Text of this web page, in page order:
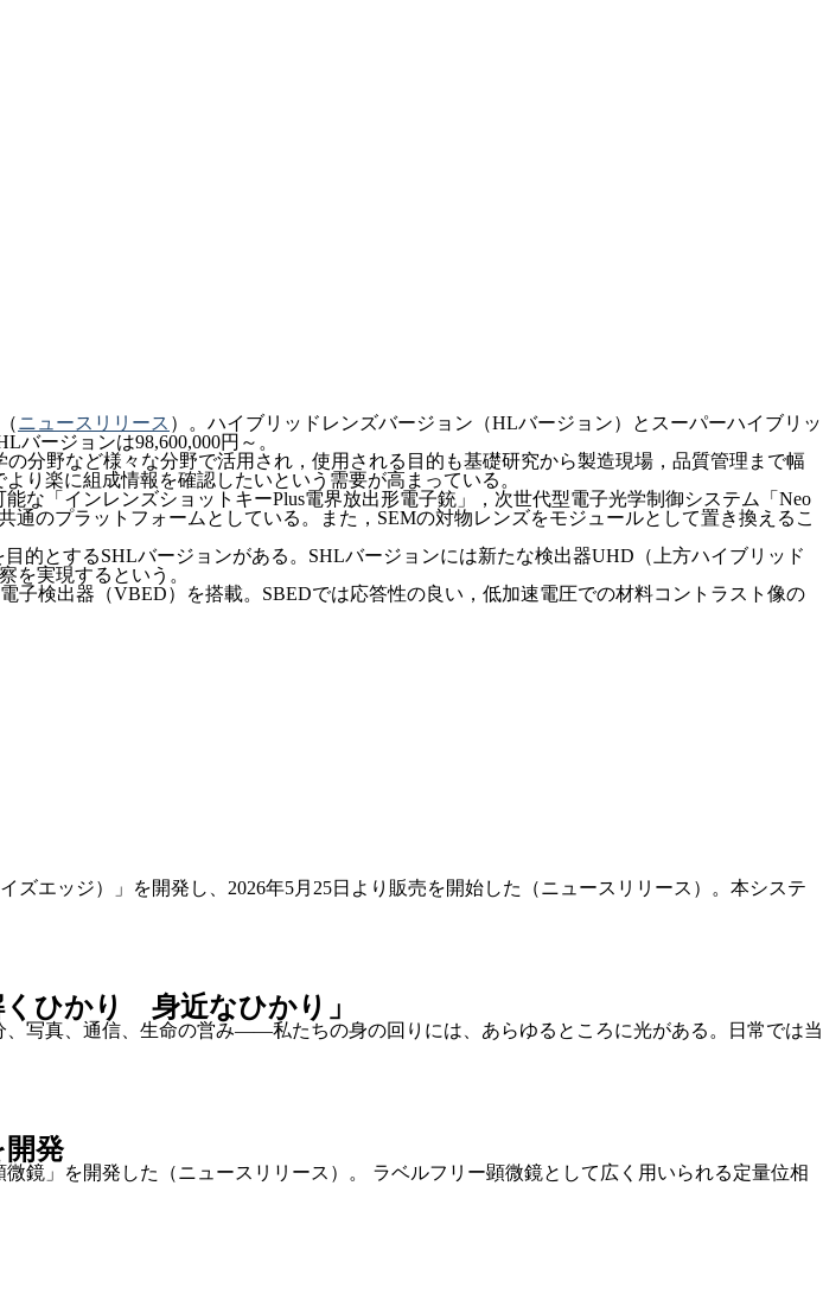
ニュースリリース ）。ハイブリッドレンズバージョン（HLバージョン）とスーパーハイブリッ
バージョンは98,600,000円～。
分野など様々な分野で活用され，使用される目的も基礎研究から製造現場，品質管理まで幅
り楽に組成情報を確認したいという需要が高まっている。
な「インレンズショットキーPlus電界放出形電子銃」，次世代型電子光学制御システム「Neo
のプラットフォームとしている。また，SEMの対物レンズをモジュールとして置き換えるこ
的とするSHLバージョンがある。SHLバージョンには新たな検出器UHD（上方ハイブリッド
を実現するという。
検出器（VBED）を搭載。SBEDでは応答性の良い，低加速電圧での材料コントラスト像の
エッジ）」を開発し、2026年5月25日より販売を開始した（ニュースリリース）。本システ
くひかり 身近なひかり」
写真、通信、生命の営み――私たちの身の回りには、あらゆるところに光がある。日常では当
開発
鏡」を開発した（ニュースリリース）。 ラベルフリー顕微鏡として広く用いられる定量位相